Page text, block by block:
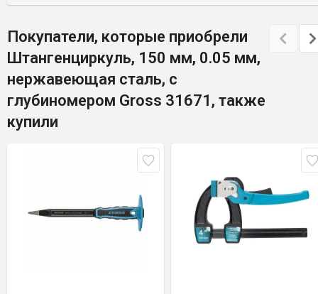
Покупатели, которые приобрели
Штангенциркуль, 150 мм, 0.05 мм,
нержавеющая сталь, с
глубиномером Gross 31671, также
купили